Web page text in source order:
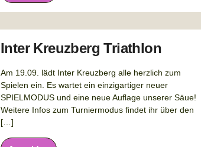
Inter Kreuzberg Triathlon
Am 19.09. lädt Inter Kreuzberg alle herzlich zum
Spielen ein. Es wartet ein einzigartiger neuer
SPIELMODUS und eine neue Auflage unserer Säue!
Weitere Infos zum Turniermodus findet ihr über den
[…]